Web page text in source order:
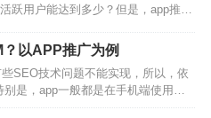
跃用户能达到多少？但是，app推广
要看对应的产品在渠道上吸不吸
体验…
以APP推广为例
SEO技术问题不能实现，所以，依
是，app一般都是在手机端使用
何把自己的APP产品更大面的展示